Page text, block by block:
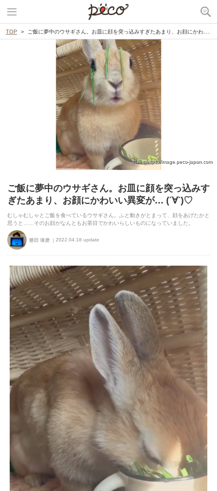
TOP ご飯に夢中のウサギさん。お皿に顔を突っ込みすぎたあまり、お顔にかわいい異変が… (´∀`)♡
出典 : https://image.peco-japan.com
ご飯に夢中のウサギさん。お皿に顔を突っ込みす
ぎたあまり、お顔にかわいい異変が… (´∀`)♡
むしゃむしゃとご飯を食べているウサギさん。ふと動きがとまって、顔をあげたかと
思うと……そのお顔がなんともお茶目でかわいらしいものになっていました。
勝田 琢磨 2022.04.18 update